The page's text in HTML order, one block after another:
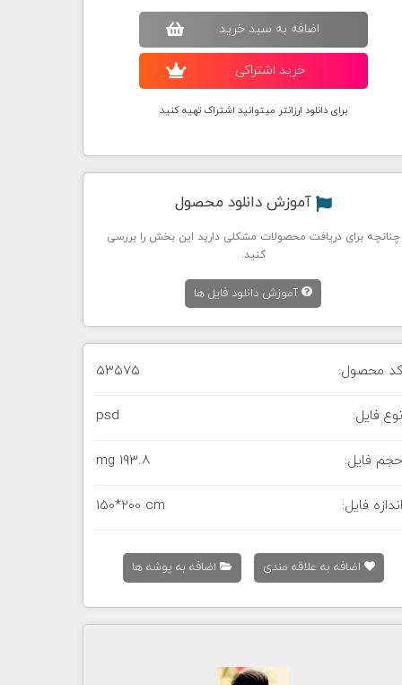
اضافه به سبد خريد
خريد اشتراکی
برای دانلود ارزانتر میتوانید اشتراک تهیه کنید
آموزش دانلود محصول
چنانچه برای دریافت محصولات مشکلی دارید این بخش را بررسی
کنید.
آموزش دانلود فایل ها
کد محصول: 53575
نوع فایل: psd
حجم فایل: 193.8 mg
اندازه فایل: 150*200 cm
اضافه به علاقه مندی اضافه به پوشه ها